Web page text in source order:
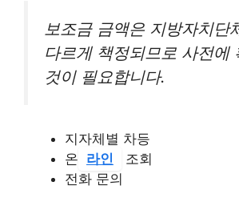
보조금 금액은 지방자치단
다르게 책정되므로 사전에
것이 필요합니다.
지자체별 차등
온 라인
조회
전화 문의